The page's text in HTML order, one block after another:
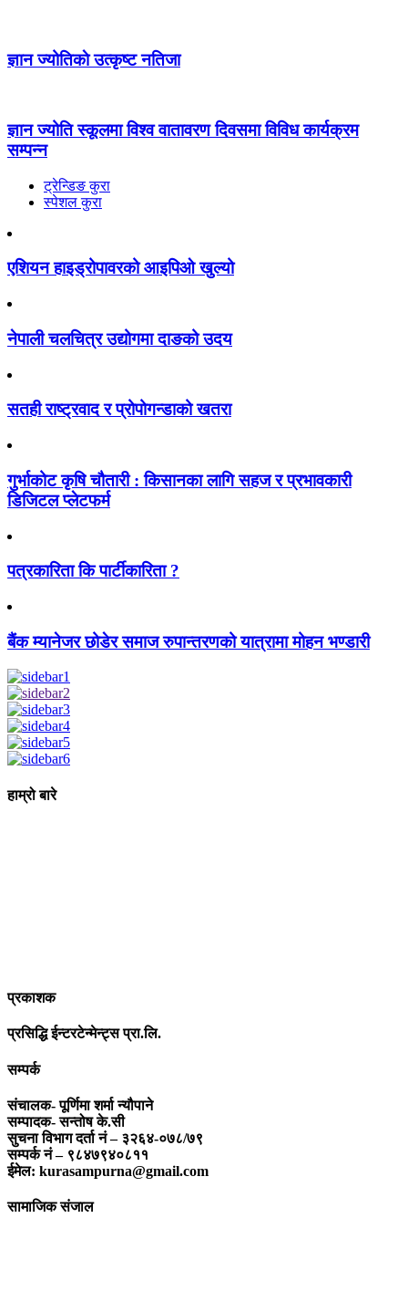
ज्ञान ज्योतिकाे उत्कृष्ट नतिजा
ज्ञान ज्योति स्कूलमा विश्व वातावरण दिवसमा विविध कार्यक्रम
सम्पन्न
ट्रेन्डिङ कुरा
स्पेशल कुरा
एशियन हाइड्रोपावरको आइपिओ खुल्यो
नेपाली चलचित्र उद्योगमा दाङको उदय
सतही राष्ट्रवाद र प्रोपोगन्डाको खतरा
गुर्भाकोट कृषि चौतारी : किसानका लागि सहज र प्रभावकारी
डिजिटल प्लेटफर्म
पत्रकारिता कि पार्टीकारिता ?
बैंक म्यानेजर छोडेर समाज रुपान्तरणको यात्रामा मोहन भण्डारी
हाम्रो बारे
प्रकाशक
प्रसिद्धि ईन्टरटेन्मेन्ट्स प्रा.लि.
सम्पर्क
संचालक- पूर्णिमा शर्मा न्यौपाने
सम्पादक- सन्तोष के.सी
सुचना विभाग दर्ता नं – ३२६४-०७८/७९
सम्पर्क नं – ९८४७९४०८११
ईमेल: kurasampurna@gmail.com
सामाजिक संजाल